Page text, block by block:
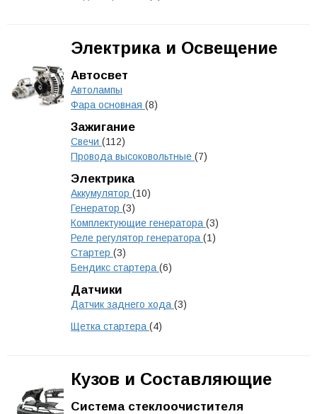
Электрика и Освещение
Автосвет
Автолампы
Фара основная (8)
Зажигание
Свечи (112)
Провода высоковольтные (7)
Электрика
Аккумулятор (10)
Генератор (3)
Комплектующие генератора (3)
Реле регулятор генератора (1)
Стартер (3)
Бендикс стартера (6)
Датчики
Датчик заднего хода (3)
Щетка стартера (4)
Кузов и Составляющие
Система стеклоочистителя